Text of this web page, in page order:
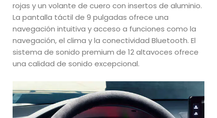
rojas y un volante de cuero con insertos de aluminio.
La pantalla táctil de 9 pulgadas ofrece una
navegación intuitiva y acceso a funciones como la
navegación, el clima y la conectividad Bluetooth. El
sistema de sonido premium de 12 altavoces ofrece
una calidad de sonido excepcional.